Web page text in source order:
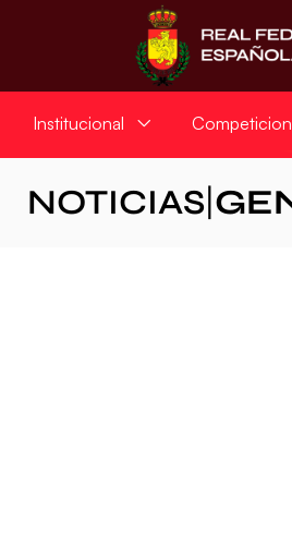
Institucional
NOTICIAS